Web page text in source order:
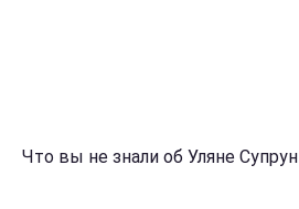
Что вы не знали об Уляне Супрун